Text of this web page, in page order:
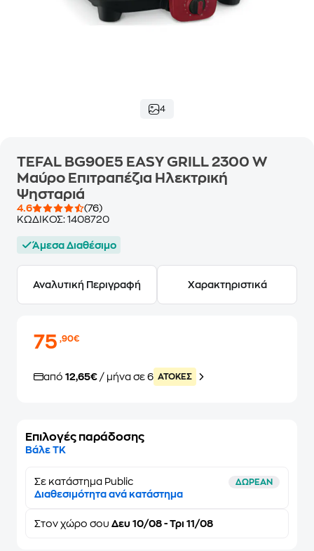
4
TEFAL BG90E5 EASY GRILL 2300 W
Μαύρο Επιτραπέζια Ηλεκτρική
Ψησταριά
4.6
(76)
ΚΩΔΙΚΟΣ: 1408720
Άμεσα Διαθέσιμο
Αναλυτική Περιγραφή Χαρακτηριστικά
75,90€
από 12,65€ / μήνα σε 6 ATOKEΣ
Επιλογές παράδοσης
Βάλε ΤΚ
Σε κατάστημα Public ΔΩΡΕΑΝ
Διαθεσιμότητα ανά κατάστημα
Στον χώρο σου Δευ 10/08 - Τρι 11/08